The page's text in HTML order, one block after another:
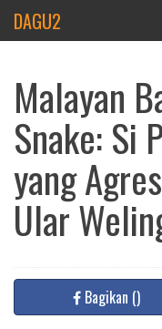
DAGU2
Malayan
Snake: Si
yang
Ular
Bagikan ()